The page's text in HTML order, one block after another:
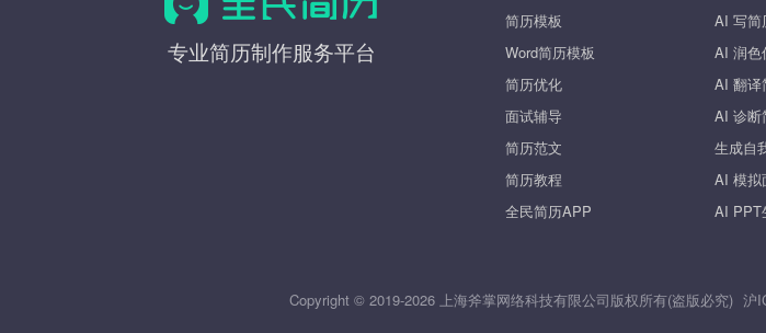
全
专业简历制作服务平台
简历模板
Word简历模板
简历优化
面试辅导
简历范文
简历教程
全民简历APP
AI 写简
AI 润色
AI 翻译
AI 诊断
生成自
AI 模拟
AI PPT
Copyright © 2019-2026 上海斧掌网络科技有限公司版权所有(盗版必究) 沪